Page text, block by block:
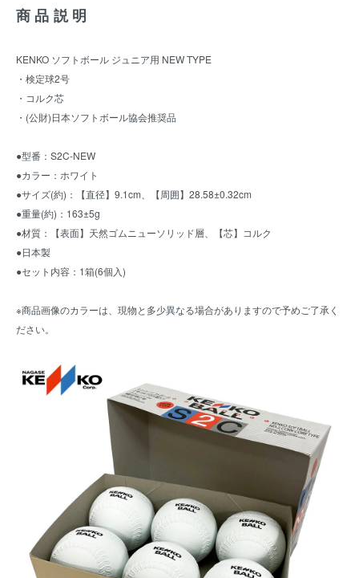
商品説明
KENKO ソフトボール ジュニア用 NEW TYPE
・検定球2号
・コルク芯
・(公財)日本ソフトボール協会推奨品
●型番：S2C-NEW
●カラー：ホワイト
●サイズ(約)：【直径】9.1cm、【周囲】28.58±0.32cm
●重量(約)：163±5g
●材質：【表面】天然ゴムニューソリッド層、【芯】コルク
●日本製
●セット内容：1箱(6個入)
※商品画像のカラーは、現物と多少異なる場合がありますので予めご了承く
ださい。